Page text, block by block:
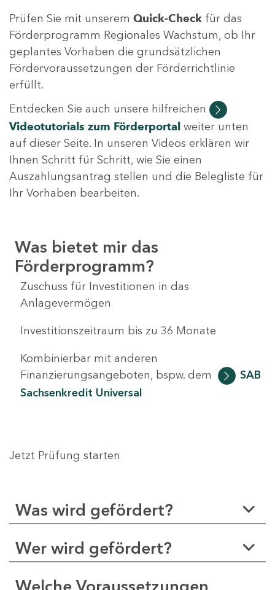
Prüfen Sie mit unserem Quick-Check für das
Förderprogramm Regionales Wachstum, ob Ihr
geplantes Vorhaben die grundsätzlichen
Fördervoraussetzungen der Förderrichtlinie
erfüllt.
Entdecken Sie auch unsere hilfreichen
Videotutorials zum Förderportal weiter unten
auf dieser Seite. In unseren Videos erklären wir
Ihnen Schritt für Schritt, wie Sie einen
Auszahlungsantrag stellen und die Belegliste für
Ihr Vorhaben bearbeiten.
Was bietet mir das
Förderprogramm?
Zuschuss für Investitionen in das
Anlagevermögen
Investitionszeitraum bis zu 36 Monate
Kombinierbar mit anderen
Finanzierungsangeboten, bspw. dem
SAB
Sachsenkredit Universal
Jetzt Prüfung starten
Was wird gefördert?
Wer wird gefördert?
Welche Voraussetzungen